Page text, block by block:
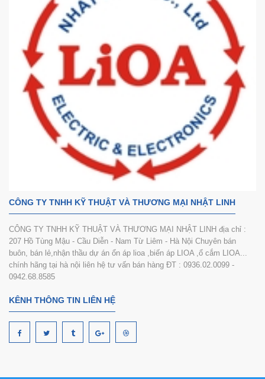
CÔNG TY TNHH KỸ THUẬT VÀ THƯƠNG MẠI NHẬT LINH
CÔNG TY TNHH KỸ THUẬT VÀ THƯƠNG MẠI NHẬT LINH địa chỉ :
207 Hồ Tùng Mậu - Cầu Diễn - Nam Từ Liêm - Hà Nội Chuyên bán
buôn, bán lẻ,nhận thầu dự án ổn áp lioa ,biến áp LIOA ,ổ cắm LIOA...
chính hãng tại hà nội liên hệ tư vấn bán hàng ĐT : 0936.02.0099 -
0942.68.8585
KÊNH THÔNG TIN LIÊN HỆ